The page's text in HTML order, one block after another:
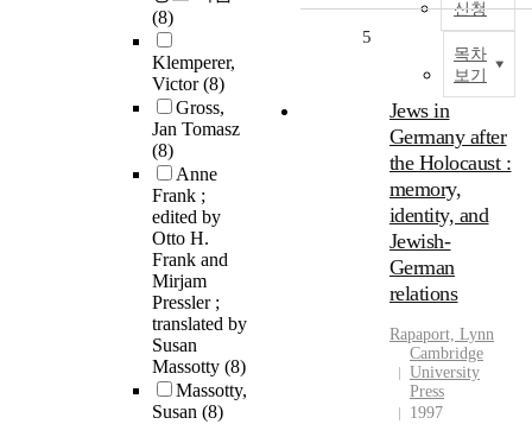
(8)
Klemperer,
Victor(8)
Gross,
Jan Tomasz
(8)
Anne
Frank ;
edited by
Otto H.
Frank and
Mirjam
Pressler ;
translated by
Susan
Massotty (8)
Massotty,
Susan (8)
신청
목차
보기
5
Jews in
Germany after
the Holocaust :
memory,
identity, and
Jewish-
German
relations
Rapaport, Lynn
Cambridge
University
Press
1997